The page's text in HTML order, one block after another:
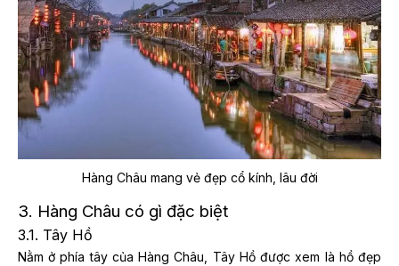
Hàng Châu mang vẻ đẹp cổ kính, lâu đời
3. Hàng Châu có gì đặc biệt
3.1. Tây Hồ
Nằm ở phía tây của Hàng Châu, Tây Hồ được xem là hồ đẹp